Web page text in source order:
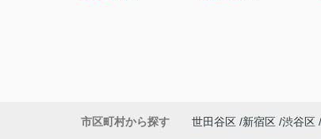
市区町村から探す 世田谷区 新宿区 渋谷区